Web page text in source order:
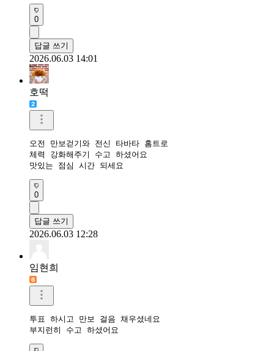
0
답글 쓰기
2026.06.03 14:01
호떡
오전 만보걷기와 전신 타바타 홈트로
체력 강화해주기 수고 하셨어요
맛있는 점심 시간 되세요
0
답글 쓰기
2026.06.03 12:28
임현희
투표 하시고 만보 걸음 채우셨네요
부지런히 수고 하셨어요